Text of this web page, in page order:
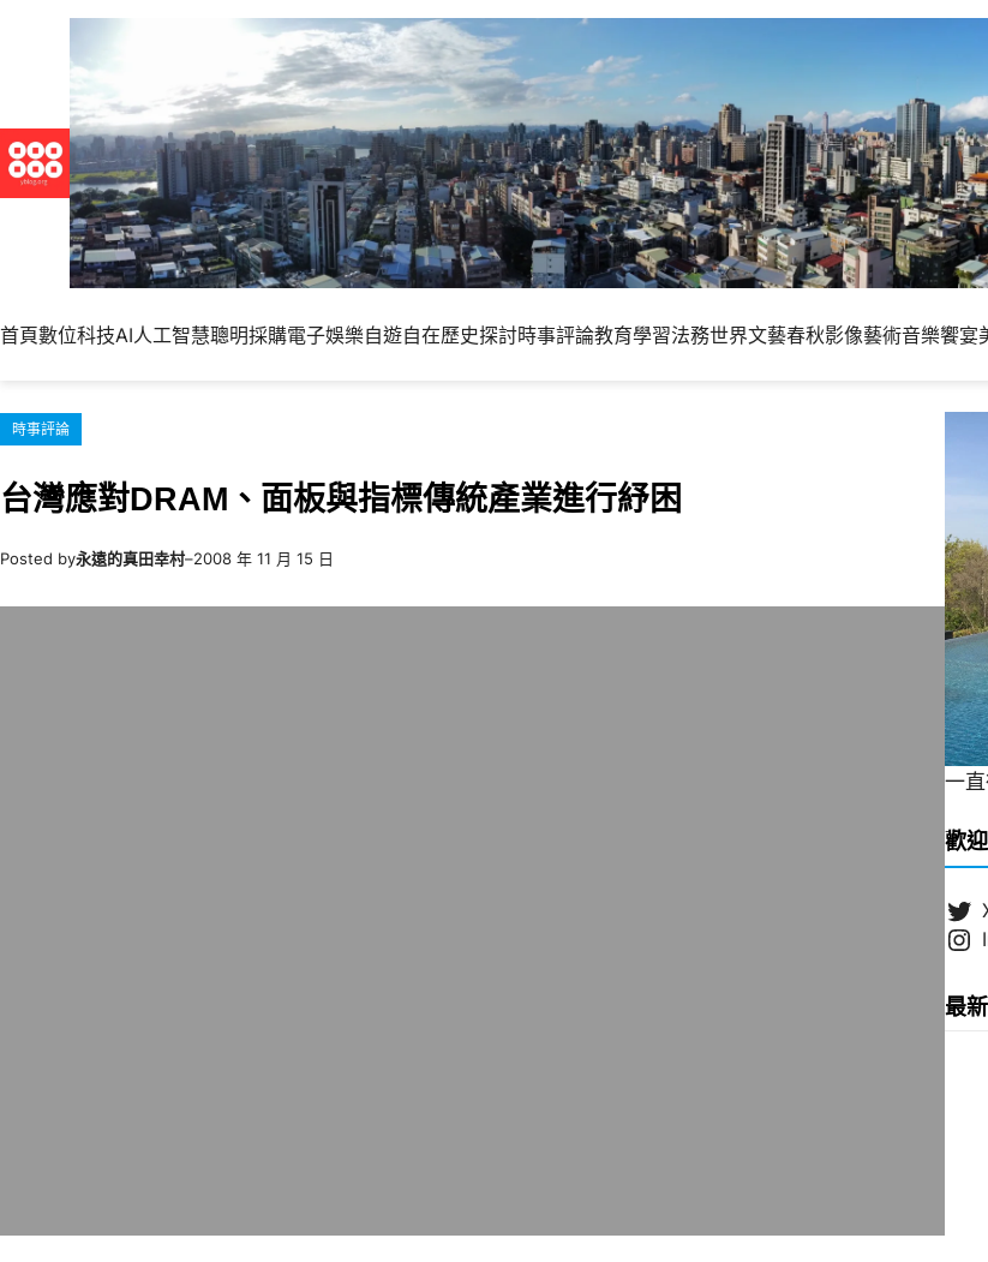
內
容
首頁數位科技AI人工智慧聰明採購電子娛樂自遊自在歷史探討時事評論教育學習法務世界文藝春秋影像藝術音樂饗宴
時事評論
台灣應對DRAM、面板與指標傳統產業進行紓困
Posted by永遠的真田幸村–2008 年 11 月 15 日
一
歡
最